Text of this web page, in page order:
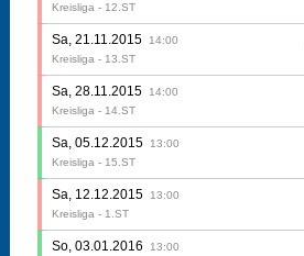
Kreisliga - 12.ST
Sa, 21.11.2015
14:00
Kreisliga - 13.ST
Sa, 28.11.2015
14:00
Kreisliga - 14.ST
Sa, 05.12.2015
13:00
Kreisliga - 15.ST
Sa, 12.12.2015
13:00
Kreisliga - 1.ST
So, 03.01.2016
13:00